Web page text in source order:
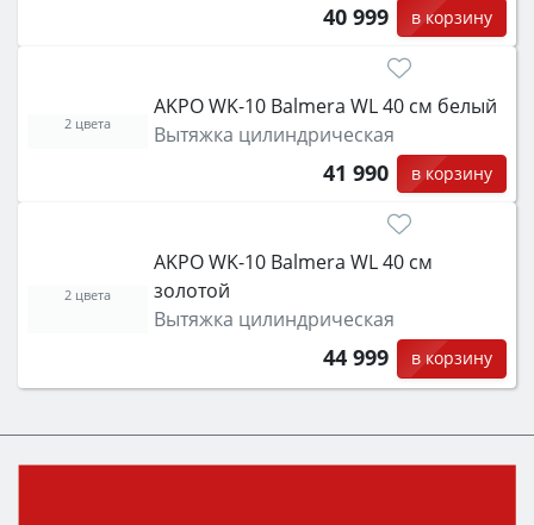
40 999 в корзину
AKPO WK-10 Balmera WL 40 см белый
Вытяжка цилиндрическая
41 990 в корзину
2 цвета
AKPO WK-10 Balmera WL 40 см
золотой
Вытяжка цилиндрическая
44 999 в корзину
2 цвета